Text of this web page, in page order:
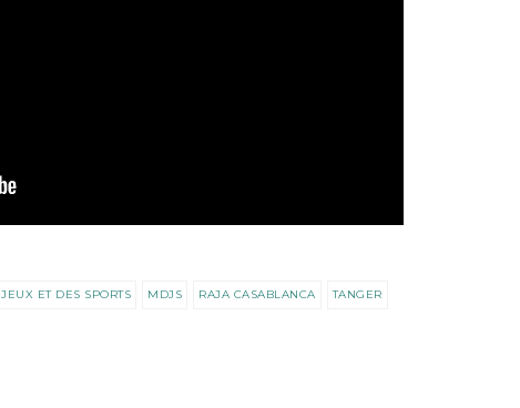
ET DES SPORTS MDJS RAJA CASABLANCA TANGER